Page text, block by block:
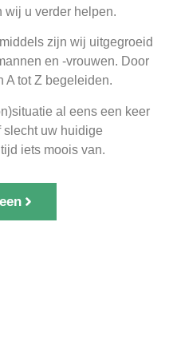
wij u verder helpen.
zijn wij uitgegroeid
en -vrouwen. Door
A tot Z begeleiden.
al eens een keer
slecht uw huidige
iets moois van.